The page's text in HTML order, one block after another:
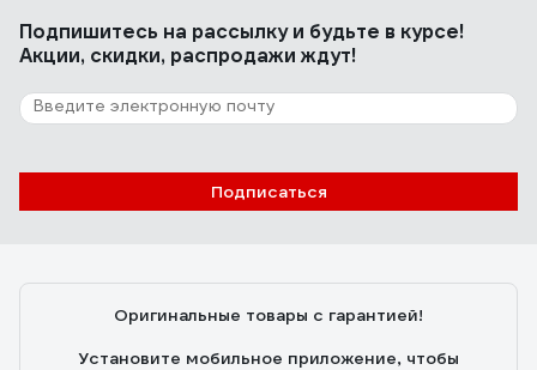
Подпишитесь на рассылкуи будьте в курсе!
Акции, скидки, распродажи ждут!
Подписаться
Оригинальные товары с гарантией!
Установите мобильное приложение, чтобы